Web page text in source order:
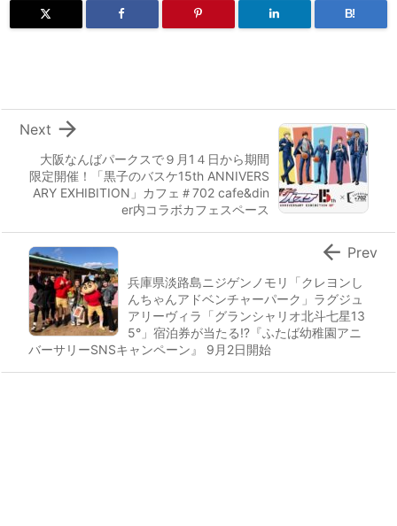
B!
大阪なんばパークスで９月1４日から期間
限定開催！「黒子のバスケ15th ANNIVERS
ARY EXHIBITION」カフェ＃702 cafe&din
er内コラボカフェスペース

Next
兵庫県淡路島ニジゲンノモリ「クレヨンし
んちゃんアドベンチャーパーク」ラグジュ
アリーヴィラ「グランシャリオ北斗七星13
5°」宿泊券が当たる⁉『ふたば幼稚園アニ
バーサリーSNSキャンペーン』 9月2日開始
 Prev